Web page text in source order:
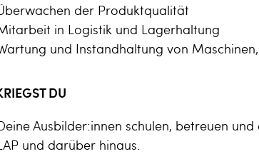
der Produktqualität
in Logistik und Lagerhaltung
und Instandhaltung von
DU
Ausbilder:innen schulen, betreuen
und darüber hinaus.